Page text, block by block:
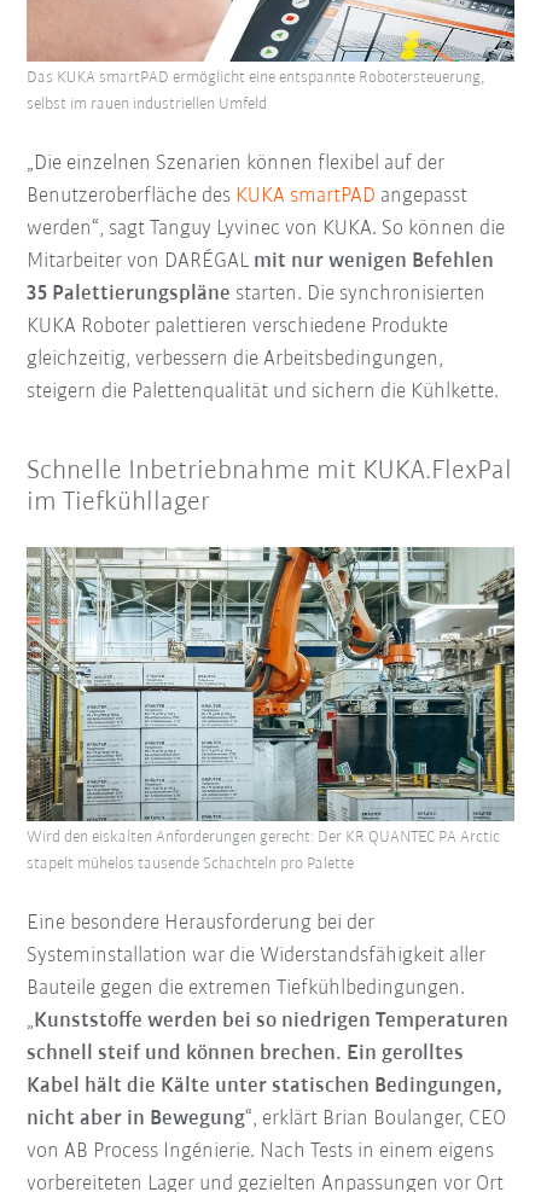
„Die einzelnen Szenarien können flexibel auf der
Benutzeroberfläche des KUKA smartPAD angepasst
werden“, sagt Tanguy Lyvinec von KUKA. So können die
Mitarbeiter von DARÉGAL mit nur wenigen Befehlen
35 Palettierungspläne starten. Die synchronisierten
KUKA Roboter palettieren verschiedene Produkte
gleichzeitig, verbessern die Arbeitsbedingungen,
steigern die Palettenqualität und sichern die Kühlkette.
Das KUKA smartPAD ermöglicht eine entspannte Robotersteuerung,
selbst im rauen industriellen Umfeld
Schnelle Inbetriebnahme mit KUKA.FlexPal
im Tiefkühllager
Eine besondere Herausforderung bei der
Systeminstallation war die Widerstandsfähigkeit aller
Bauteile gegen die extremen Tiefkühlbedingungen.
„Kunststoffe werden bei so niedrigen Temperaturen
schnell steif und können brechen. Ein gerolltes
Kabel hält die Kälte unter statischen Bedingungen,
nicht aber in Bewegung“, erklärt Brian Boulanger, CEO
von AB Process Ingénierie. Nach Tests in einem eigens
vorbereiteten Lager und gezielten Anpassungen vor Ort
Wird den eiskalten Anforderungen gerecht: Der KR QUANTEC PA Arctic
stapelt mühelos tausende Schachteln pro Palette